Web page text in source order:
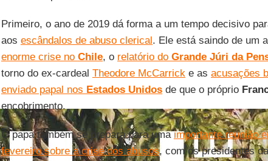
Primeiro, o ano de 2019 dá forma a um tempo decisivo
aos escândalos de abuso clerical. Ele está saindo de um
enorme crise no Chile, o relatório do Grande Júri da
torno do ex-cardeal Theodore McCarricke as acusações
enviado papal nos Estados Unidosde que o próprio
encobrimento.
O papa também se prepara para umaimportante reunião
fevereiro sobre a crise dos abusos, com os presidentes